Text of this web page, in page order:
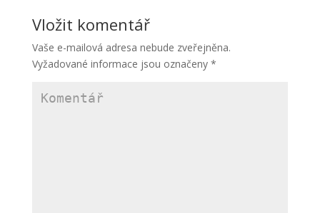
Vložit komentář
Vaše e-mailová adresa nebude zveřejněna.
Vyžadované informace jsou označeny *